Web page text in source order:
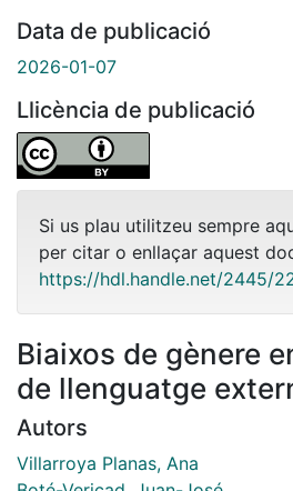
Data de publicació
2026-01-07
Llicència de publicació
Si us plau utilitzeu sempre
per citar o enllaçar aquest
https://hdl.handle.net/2445/
Biaixos de gènere
de llenguatge
Autors
Villarroya Planas, Ana